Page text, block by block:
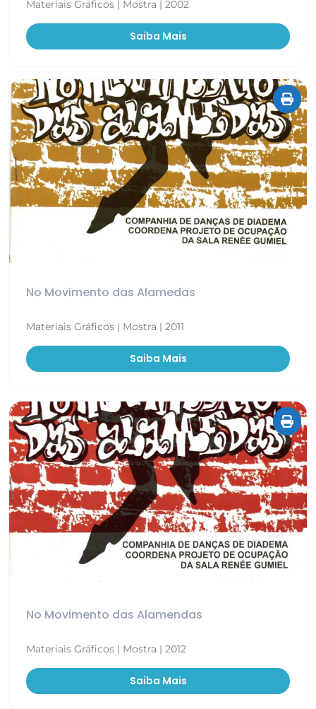
Materiais Gráficos | Mostra | 2002
Saiba Mais
No Movimento das Alamedas
Materiais Gráficos | Mostra | 2011
Saiba Mais
No Movimento das Alamendas
Materiais Gráficos | Mostra | 2012
Saiba Mais